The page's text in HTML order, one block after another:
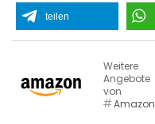
teilen
Weitere
Angebote
von
Amazon